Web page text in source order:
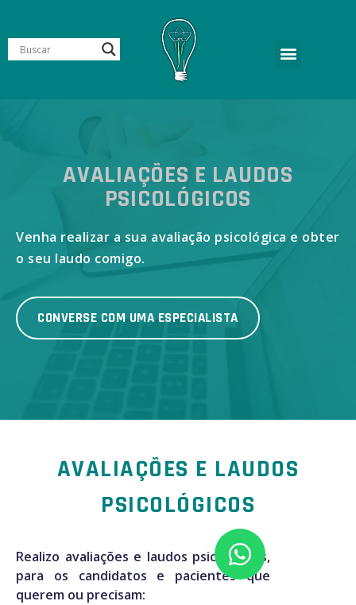
AVALIAÇÕES E LAUDOS
PSICOLÓGICOS
Venha realizar a sua avaliação psicológica e obter
o seu laudo comigo.
CONVERSE COM UMA ESPECIALISTA
AVALIAÇÕES E LAUDOS
PSICOLÓGICOS
Realizo avaliações e laudos psicológicos,
para os candidatos e pacientes que
querem ou precisam: